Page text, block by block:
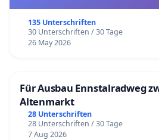
135 Unterschriften
30 Unterschriften / 30 Tage
26 May 2026
Für Ausbau Ennstalradweg
Altenmarkt
28 Unterschriften
28 Unterschriften / 30 Tage
7 Aug 2026